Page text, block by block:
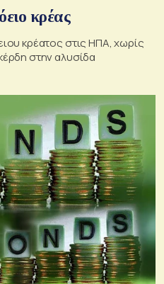
κρέας
κρέατος στις ΗΠΑ, χωρίς
στην αλυσίδα